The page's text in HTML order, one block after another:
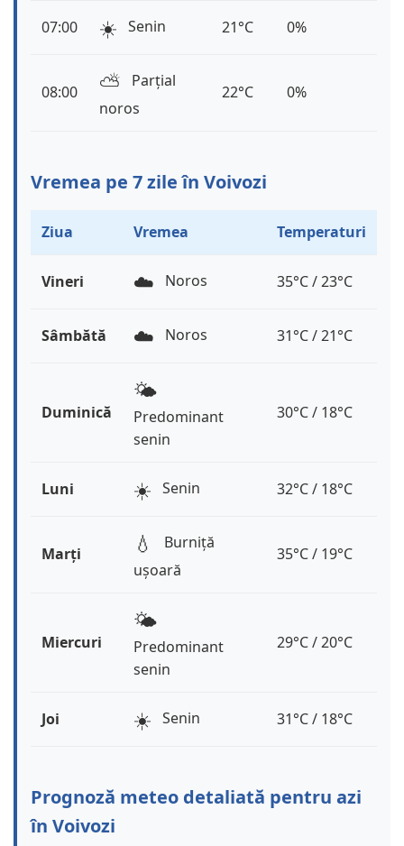
07:00 ☀️ Senin 21°C 0%
08:00 ⛅️
Parțial
noros
22°C 0%
Vremea pe 7 zile în Voivozi
Ziua Vremea Temperaturi
Vineri ☁️ Noros 35°C / 23°C
Sâmbătă ☁️ Noros 31°C / 21°C
Duminică
🌤️
Predominant
senin
30°C / 18°C
Luni ☀️ Senin 32°C / 18°C
Marți 💧
Burniță
ușoară
35°C / 19°C
Miercuri
🌤️
Predominant
senin
29°C / 20°C
Joi ☀️ Senin 31°C / 18°C
Prognoză meteo detaliată pentru azi
în Voivozi